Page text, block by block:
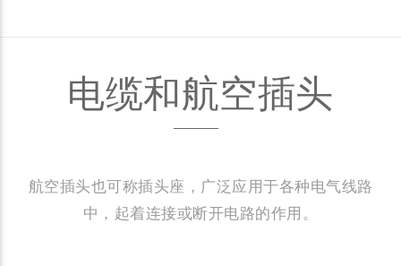
电缆和航空插头
航空插头也可称插头座，广泛应用于各种电气线路
中，起着连接或断开电路的作用。